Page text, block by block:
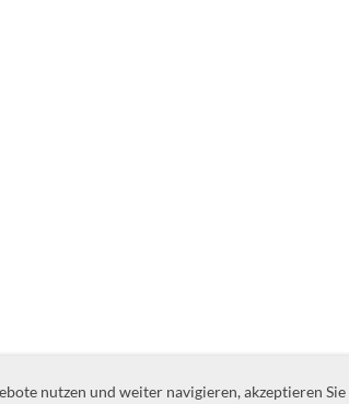
nutzen und weiter navigieren, akzeptieren Sie